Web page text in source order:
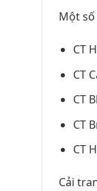
Một
CT
CT
CT
CT
CT
Cải